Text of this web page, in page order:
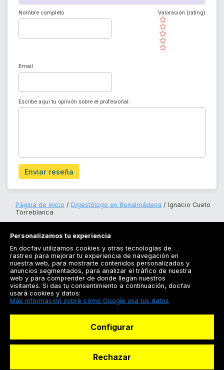
Nombre completo
( )
( )
( )
( )
( )
Valoración (rating)
Email
Escribe aquí tu opinión sobre el profesional:
Enviar reseña
Página de inicio Digestólogo en Benalmádena
Ignacio Cueto
Torreblanca
Registrarse
Docfav
Personalizamos tu experiencia
En docfav utilizamos cookies y otras tecnologías de
rastreo para mejorar tu experiencia de navegación en
nuestra web, para mostrarte contenidos personalizados y
anuncios segmentados, para analizar el tráfico de nuestra
web y para comprender de donde llegan nuestros
visitantes. Si das tu consentimiento a continuación, docfav
usará cookies y datos:
Más información sobre cómo Google usa tus datos
Configurar
Rechazar